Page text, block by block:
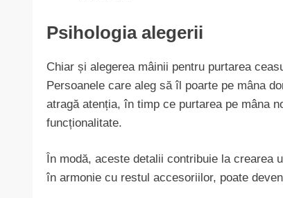
Psihologia alegerii
Chiar și alegerea mâinii pentru purtarea
Persoanele care aleg să îl poarte pe mâna
atragă atenția, în timp ce purtarea pe mâna
funcționalitate.
În modă, aceste detalii contribuie la
în armonie cu restul accesoriilor, poate